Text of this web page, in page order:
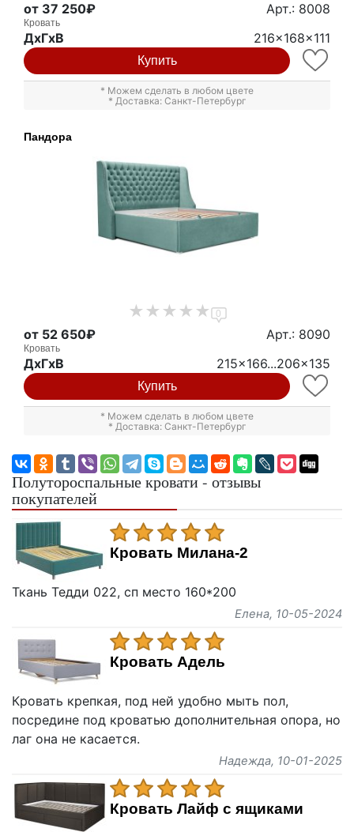
от 37 250₽ Арт.: 8008
Кровать
ДxГxВ 216x168x111
Купить
* Можем сделать в любом цвете
* Доставка: Санкт-Петербург
Пандора
0
от 52 650₽ Арт.: 8090
Кровать
ДxГxВ 215x166...206x135
Купить
* Можем сделать в любом цвете
* Доставка: Санкт-Петербург
Полутороспальные кровати - отзывы
покупателей
Кровать Милана-2
Ткань Тедди 022, сп место 160*200
Елена, 10-05-2024
Кровать Адель
Кровать крепкая, под ней удобно мыть пол,
посредине под кроватью дополнительная опора, но
лаг она не касается.
Надежда, 10-01-2025
Кровать Лайф с ящиками